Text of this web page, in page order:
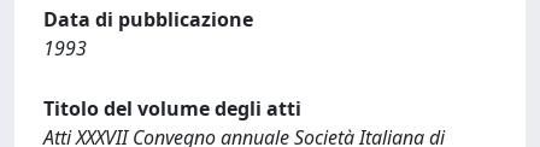
Data di pubblicazione
1993
Titolo del volume degli atti
Atti XXXVII Convegno annuale Società Italiana di